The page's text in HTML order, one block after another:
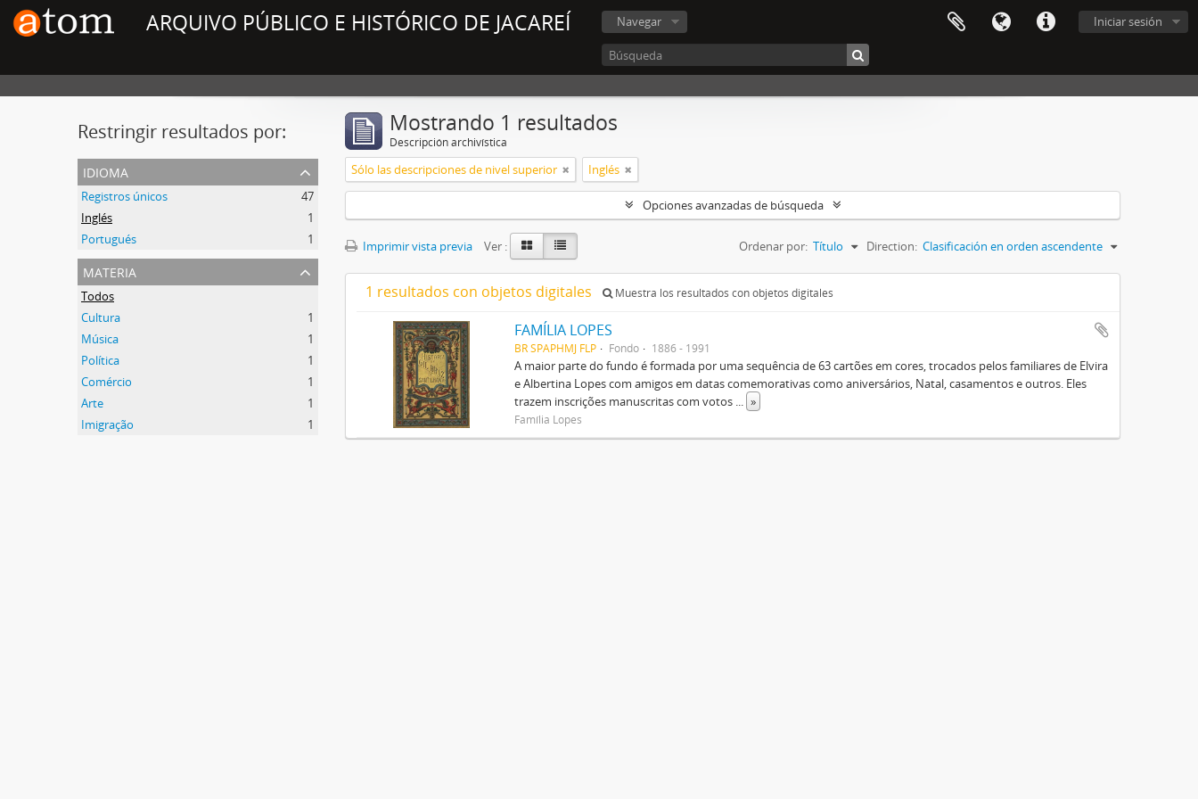
ARQUIVO PÚBLICO E HISTÓRICO DE JACAREÍ Iniciar sesión
Navegar
Restringir resultados por:
idioma
Registros únicos
47
Inglés
1
Portugués
1
materia
Todos
Cultura
1
Música
1
Política
1
Comércio
1
Arte
1
Imigração
1
Mostrando 1 resultados
Descripción archivística
Sólo las descripciones de nivel superior Inglés
Opciones avanzadas de búsqueda
Imprimir vista previa Ver : Ordenar por: Título Direction: Clasificación en orden ascendente
1 resultados con objetos digitales Muestra los resultados con objetos digitales
FAMÍLIA LOPES
BR SPAPHMJ FLP Fondo 1886 - 1991
A maior parte do fundo é formada por uma sequência de 63 cartões em cores, trocados pelos familiares de Elvira
e Albertina Lopes com amigos em datas comemorativas como aniversários, Natal, casamentos e outros. Eles
trazem inscrições manuscritas com votos ... »
Família Lopes